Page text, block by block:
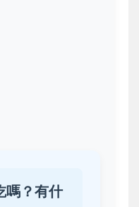
嗎？有什